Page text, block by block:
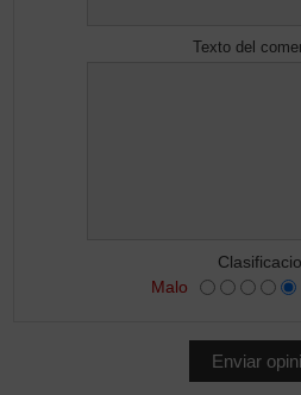
Texto del
Malo